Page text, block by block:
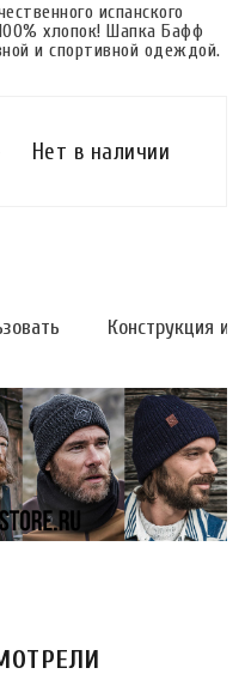
испанского
хлопок! Шапка Бафф
и спортивной одеждой.
Нет в наличии
Конструкция и